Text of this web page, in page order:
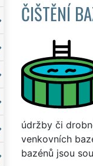
ČIŠTĚNÍ
údržby či
venkovních
bazénů jsou